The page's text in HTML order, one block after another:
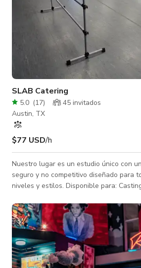
SLAB Catering
5.0 (17)
45 invitados
Austin, TX
$77 USD/h
Nuestro lugar es un estudio único con
seguro y no competitivo diseñado para
niveles y estilos. Disponible para: Castings, sesiones
baile para niños, clases privadas de
fitness, eventos de baile, filmaciones y más. Servicios:
piso de baile Marley, pisos
disco, iluminación especial/bola, barras
de